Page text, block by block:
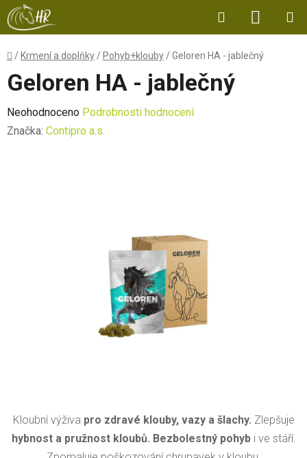
Přejít
na
obsah
Hledat
KOŠÍK
Domů
/ Krmení a doplňky / Pohyb+klouby /Geloren HA - jablečný
Kloubní výživa pro zdravé klouby, vazy a šlachy. Zlepšuje
hybnost a pružnost kloubů. Bezbolestný pohybi ve stáří.
Geloren HA - jablečný
Průměrné
hodnocení
Neohodnoceno Podrobnosti hodnocení
Značka: Contipro a.s.